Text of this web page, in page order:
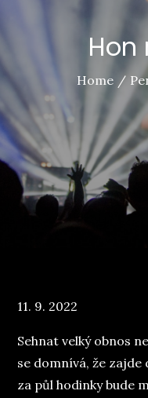
Hon
Home
Posted
11. 9. 2022
Sehnat velký obnos
se domnívá, že zajde
za půl hodinky bude